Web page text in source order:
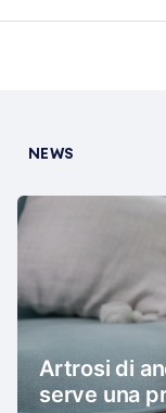
NEWS
Artrosi di
serve una